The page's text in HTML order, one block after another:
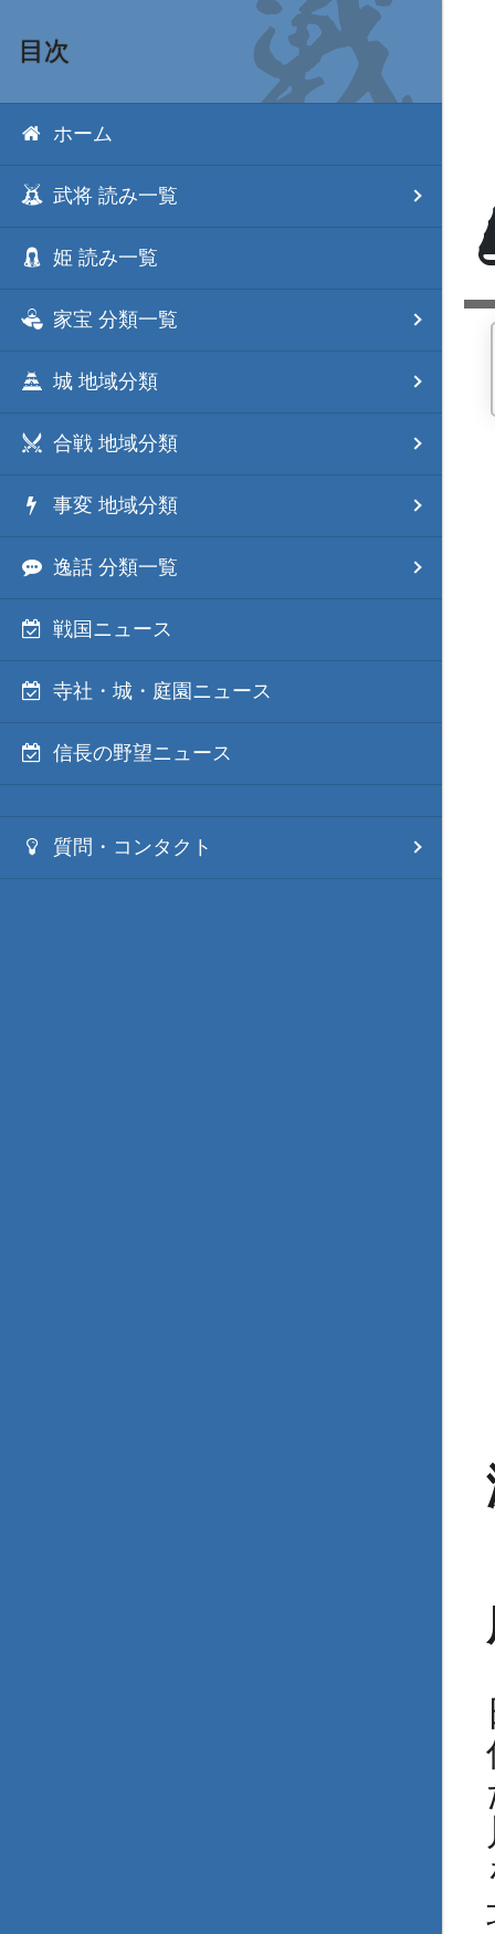
目次
ホーム
武将 読み一覧
姫 読み一覧
家宝 分類一覧
城 地域分類
合戦 地域分類
事変 地域分類
逸話 分類一覧
戦国ニュース
寺社・城・庭園ニュース
信長の野望ニュース
質問・コンタクト